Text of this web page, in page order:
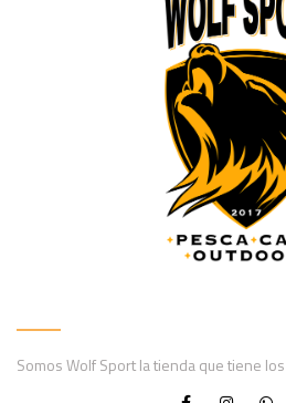
Somos Wolf Sport la tienda que tiene